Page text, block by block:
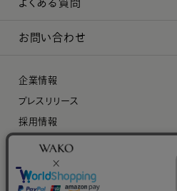
よくある質問
お問い合わせ
企業情報
プレスリリース
採用情報
特定商取引に関する法律に基づく表示
プライバシーポリシー